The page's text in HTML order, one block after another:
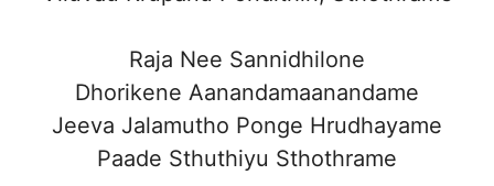
Raja Nee Sannidhilone
Dhorikene Aanandamaanandame
Jeeva Jalamutho Ponge Hrudhayame
Paade Sthuthiyu Sthothrame